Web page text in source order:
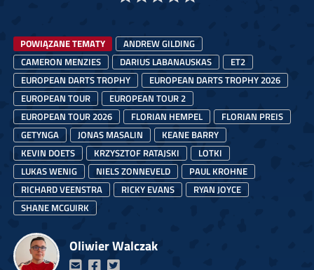
POWIĄZANE TEMATY
ANDREW GILDING
CAMERON MENZIES
DARIUS LABANAUSKAS
ET2
EUROPEAN DARTS TROPHY
EUROPEAN DARTS TROPHY 2026
EUROPEAN TOUR
EUROPEAN TOUR 2
EUROPEAN TOUR 2026
FLORIAN HEMPEL
FLORIAN PREIS
GETYNGA
JONAS MASALIN
KEANE BARRY
KEVIN DOETS
KRZYSZTOF RATAJSKI
LOTKI
LUKAS WENIG
NIELS ZONNEVELD
PAUL KROHNE
RICHARD VEENSTRA
RICKY EVANS
RYAN JOYCE
SHANE MCGUIRK
Oliwier Walczak